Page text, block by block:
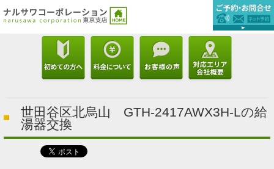
世田谷区北烏山 GTH-2417AWX3H-Lの給
湯器交換